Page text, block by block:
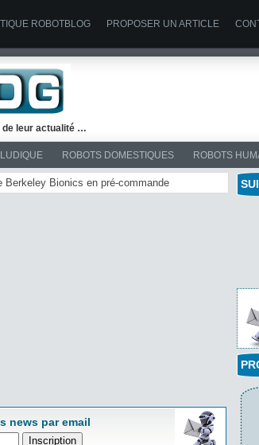
ROBOTBLOG PROPOSER UN ARTICLE
de leur actualité …
ROBOTS DOMESTIQUES ROBOTS
Berkeley Bionics en pré-commande
news par email